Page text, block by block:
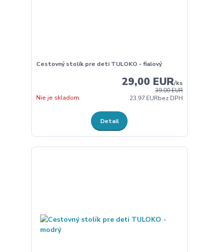
Cestovný stolík pre deti TULOKO - fialový
39,00 EUR
29,00 EUR/ks
23,97 EURbez DPH
Nie je skladom
Detail